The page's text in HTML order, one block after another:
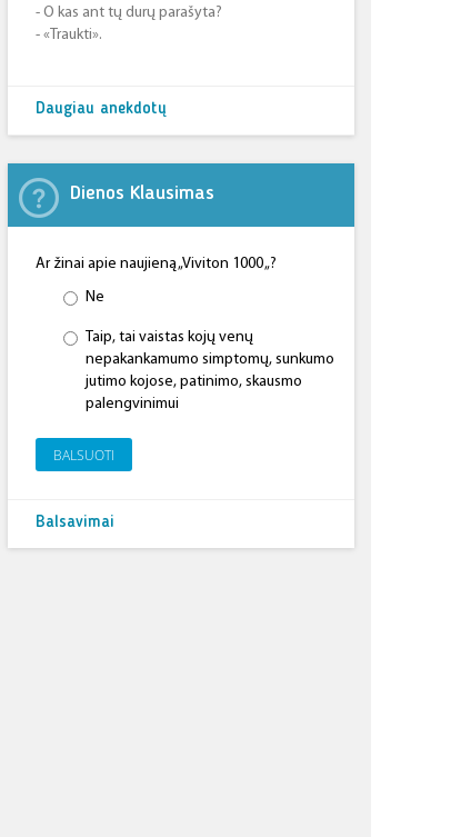
- O kas ant tų durų parašyta?
- «Traukti».
Daugiau anekdotų
Dienos Klausimas
Ar žinai apie naujieną „Viviton 1000 „?
Ne
Taip, tai vaistas kojų venų
nepakankamumo simptomų, sunkumo
jutimo kojose, patinimo, skausmo
palengvinimui
BALSUOTI
Balsavimai